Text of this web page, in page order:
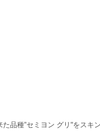
品種”セミヨン グリ"をスキ